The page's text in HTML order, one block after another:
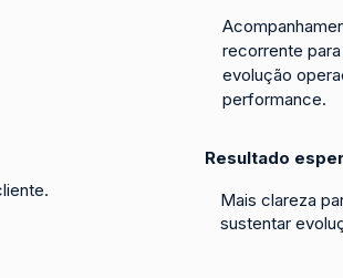
recorrente
evolução
performance.
Resultado
Mais clareza
sustentar